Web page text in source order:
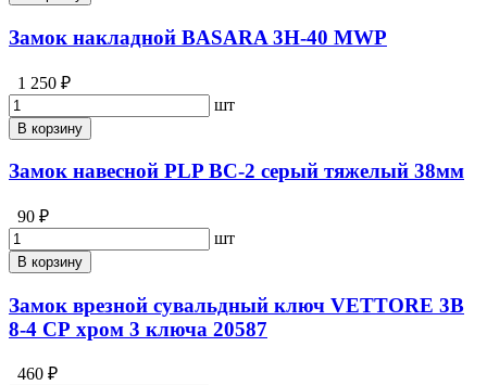
Замок накладной BASARA 3H-40 MWP
1 250 ₽
шт
В корзину
Замок навесной PLP BC-2 серый тяжелый 38мм
90 ₽
шт
В корзину
Замок врезной сувальдный ключ VETTORE 3B
8-4 СР хром 3 ключа 20587
460 ₽